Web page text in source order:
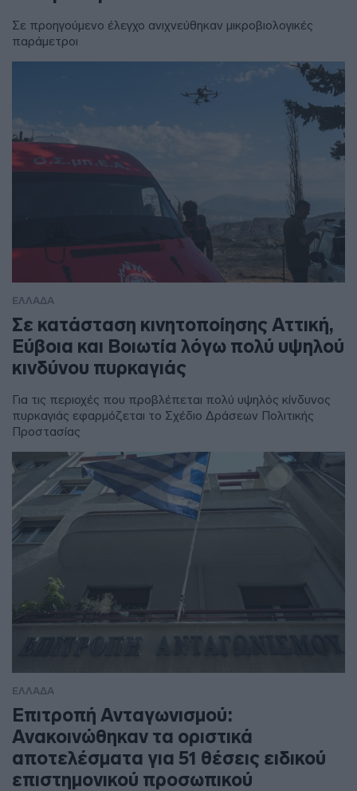
Σε προηγούμενο έλεγχο ανιχνεύθηκαν μικροβιολογικές
παράμετροι
ΕΛΛΑΔΑ
Σε κατάσταση κινητοποίησης Αττική,
Εύβοια και Βοιωτία λόγω πολύ υψηλού
κινδύνου πυρκαγιάς
Για τις περιοχές που προβλέπεται πολύ υψηλός κίνδυνος
πυρκαγιάς εφαρμόζεται το Σχέδιο Δράσεων Πολιτικής
Προστασίας
ΕΛΛΑΔΑ
Επιτροπή Ανταγωνισμού:
Ανακοινώθηκαν τα οριστικά
αποτελέσματα για 51 θέσεις ειδικού
επιστημονικού προσωπικού